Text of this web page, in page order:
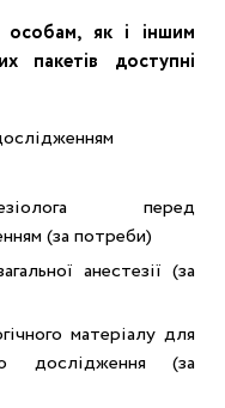
особам, як і іншим
пакетів доступні
перед
(за потреби)
анестезії (за
матеріалу для
дослідження (за